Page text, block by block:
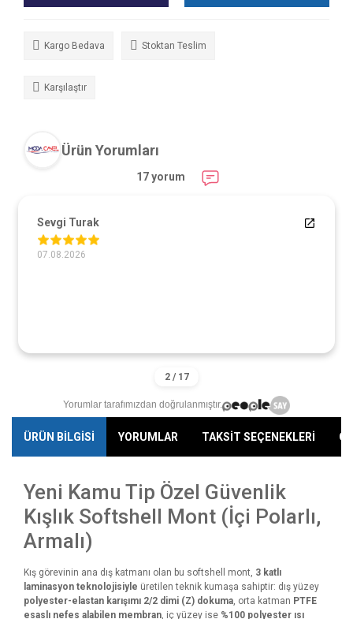
Kargo Bedava Stoktan Teslim
Karşılaştır
Ürün Yorumları
17 yorum
Sevgi Turak
07.08.2026
Yorumlar tarafımızdan doğrulanmıştır.
ÜRÜN BİLGİSİ YORUMLAR TAKSİT SEÇENEKLERİ
Yeni Kamu Tip Özel Güvenlik
Kışlık Softshell Mont (İçi Polarlı,
Armalı)
Kış görevinin ana dış katmanı olan bu softshell mont, 3 katlı
laminasyon teknolojisiyle üretilen teknik kumaşa sahiptir: dış yüzey
polyester-elastan karışımı 2/2 dimi (Z) dokuma, orta katman PTFE
esaslı nefes alabilen membran, iç yüzey ise %100 polyester ısı